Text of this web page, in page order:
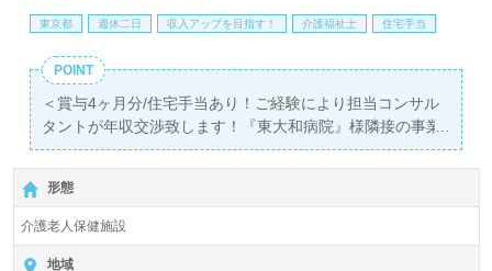
東京都 週休二日 収入アップを目指す！ 介護福祉士 住宅手当
POINT
＜賞与4ヶ月分/住宅手当あり！ご経験により担当コンサル
タントが年収交渉致します！『東大和病院』様隣接の事業
所様！＞
◎介護職/正社員募集◎【月給196,160円～229,020円】＊
国家資格介護福祉士有資格者向け求人＊
『大和市駅』徒歩12分。お車通勤可能です。
入居定員100名（32室/従来型個室・多床室）『介護老人保
形態
介護老人保健施設
地域